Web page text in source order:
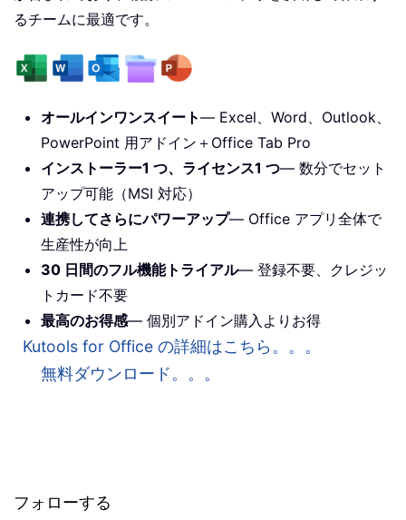
るチームに最適です。
オールインワンスイート— Excel、Word、Outlook、
PowerPoint 用アドイン＋Office Tab Pro
インストーラー1 つ、ライセンス1 つ— 数分でセット
アップ可能（MSI 対応）
連携してさらにパワーアップ— Office アプリ全体で
生産性が向上
30 日間のフル機能トライアル— 登録不要、クレジッ
トカード不要
最高のお得感— 個別アドイン購入よりお得
Kutools for Office の詳細はこちら。。。
無料ダウンロード。。。
フォローする